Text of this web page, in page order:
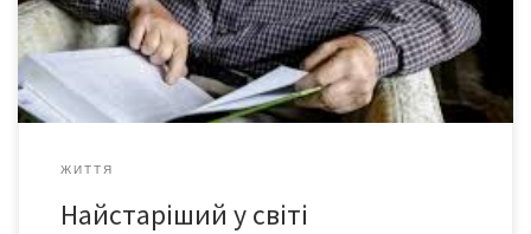
у підвалі власного будинку, розробляючи пристрій для
дешевого використання сонячної […]
ЖИТТЯ
Найстаріший у світі